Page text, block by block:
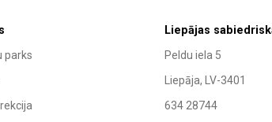
parks
Liepājas
Peldu iela 5
Liepāja, LV-3401
634 28744